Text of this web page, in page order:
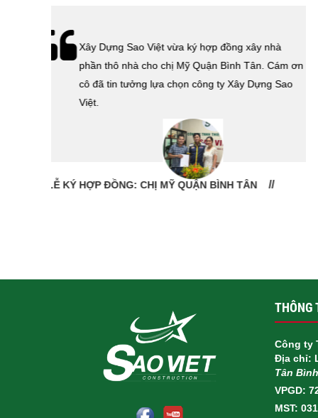
Lễ bàn giao nhà cho gia đình Cô Vân quận 11.
Cám ơn anh Tính đã tin tưởng, lựa chọn công ty
Xây Dựng Sao Việt.
LỄ BÀN GIAO NHÀ: CÔ VÂN QUẬN 11
THÔNG
Công ty
Địa chỉ:
Tân
VPGD:
MST: